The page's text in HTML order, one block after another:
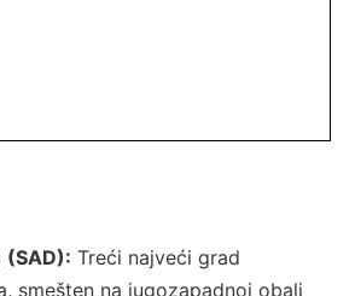
(SAD): Treći najveći grad
smešten na jugozapadnoj obali